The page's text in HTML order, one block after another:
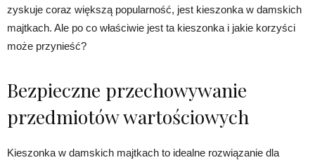
zyskuje coraz większą popularność, jest kieszonka w damskich
majtkach. Ale po co właściwie jest ta kieszonka i jakie korzyści
może przynieść?
Bezpieczne przechowywanie
przedmiotów wartościowych
Kieszonka w damskich majtkach to idealne rozwiązanie dla